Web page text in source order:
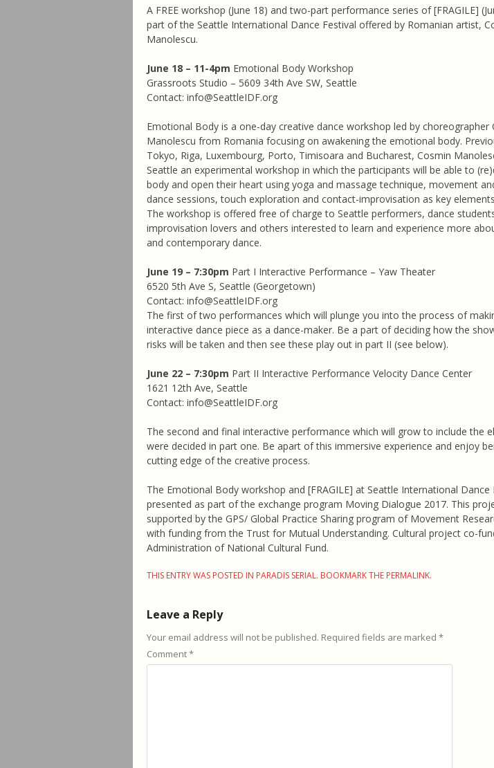
A FREE workshop (June 18) and two-part performance series of [FRAGILE]
part of the Seattle International Dance Festival offered by Romanian artist,
Manolescu.
June 18 – 11-4pm Emotional Body Workshop
Grassroots Studio – 5609 34th Ave SW, Seattle
Contact: info@SeattleIDF.org
Emotional Body is a one-day creative dance workshop led by choreographer
Manolescu from Romania focusing on awakening the emotional body.
Tokyo, Riga, Luxembourg, Porto, Timisoara and Bucharest, Cosmin
Seattle an experimental workshop in which the participants will be able to
body and open their heart using yoga and massage technique, movement
dance sessions, touch exploration and contact-improvisation as key
The workshop is offered free of charge to Seattle performers, dance
improvisation lovers and others interested to learn and experience more
and contemporary dance.
June 19 – 7:30pm Part I Interactive Performance – Yaw Theater
6520 5th Ave S, Seattle (Georgetown)
Contact: info@SeattleIDF.org
The first of two performances which will plunge you into the process of
interactive dance piece as a dance-maker. Be a part of deciding how the
risks will be taken and then see these play out in part II (see below).
June 22 – 7:30pm Part II Interactive Performance Velocity Dance Center
1621 12th Ave, Seattle
Contact: info@SeattleIDF.org
The second and final interactive performance which will grow to include the
were decided in part one. Be apart of this immersive experience and enjoy
cutting edge of the creative process.
The Emotional Body workshop and [FRAGILE] at Seattle International Dance
presented as part of the exchange program Moving Dialogue 2017. This
supported by the GPS/ Global Practice Sharing program of Movement
with funding from the Trust for Mutual Understanding. Cultural project co-
Administration of National Cultural Fund.
THIS ENTRY WAS POSTED IN PARADIS SERIAL. BOOKMARK THE PERMALINK.
Leave a Reply
Your email address will not be published. Required fields are marked *
Comment*